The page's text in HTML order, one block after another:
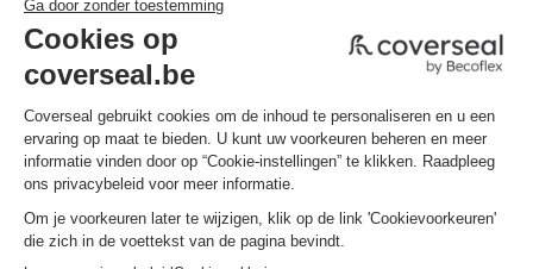

Rte du Grand Peuplier
8, 7110 La Louvière

Maandag tot en met
vrijdag van 8.00 tot
16.00 uur
Privacybeleid Algemene voorwaarden